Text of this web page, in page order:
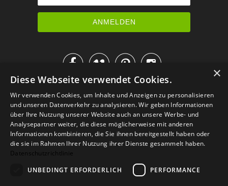

IM KATALOG BLÄTTERN
×
Diese Webseite verwendet Cookies.
Wir verwenden Cookies, um Inhalte und Anzeigen zu personalisieren
und unseren Datenverkehr zu analysieren. Wir geben Informationen
über Ihre Nutzung unserer Website auch an unsere Werbe- und
Analysepartner weiter, die diese möglicherweise mit anderen
Informationen kombinieren, die Sie ihnen bereitgestellt haben oder
die sie im Rahmen Ihrer Nutzung ihrer Dienste gesammelt haben.
Datenschutzrichtlinie
UNBEDINGT ERFORDERLICH
PERFORMANCE